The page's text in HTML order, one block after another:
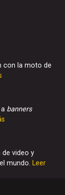
con la moto de
banners
video y
mundo. Leer